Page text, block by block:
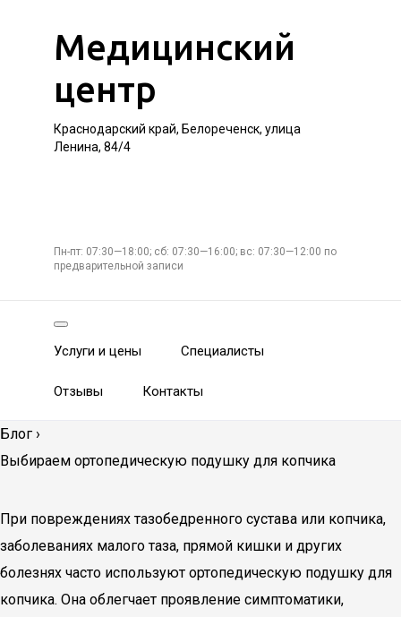
Медицинский
центр
Краснодарский край, Белореченск, улица
Ленина, 84/4
Пн-пт: 07:30—18:00; сб: 07:30—16:00; вс: 07:30—12:00 по
предварительной записи
Услуги и цены Специалисты
Отзывы Контакты
Блог ›
Выбираем ортопедическую подушку для копчика
При повреждениях тазобедренного сустава или копчика,
заболеваниях малого таза, прямой кишки и других
болезнях часто используют ортопедическую подушку для
копчика. Она облегчает проявление симптоматики,